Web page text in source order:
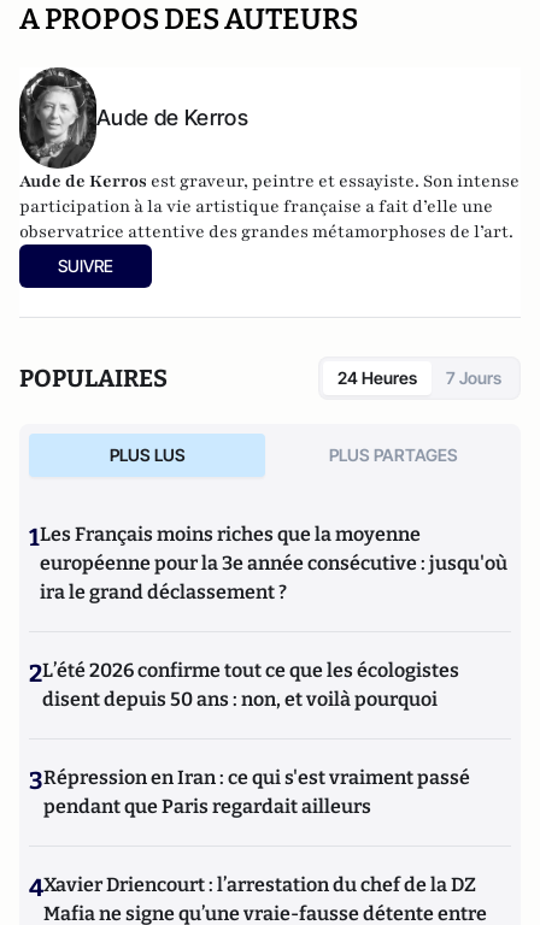
A PROPOS DES AUTEURS
Aude de Kerros
Aude de Kerros est graveur, peintre et essayiste. Son intense
participation à la vie artistique française a fait d’elle une
observatrice attentive des grandes métamorphoses de l’art.
SUIVRE
POPULAIRES 24 Heures 7 Jours
PLUS LUS PLUS PARTAGES
1Les Français moins riches que la moyenne
européenne pour la 3e année consécutive : jusqu'où
ira le grand déclassement ?
2L’été 2026 confirme tout ce que les écologistes
disent depuis 50 ans : non, et voilà pourquoi
3Répression en Iran : ce qui s'est vraiment passé
pendant que Paris regardait ailleurs
4Xavier Driencourt : l’arrestation du chef de la DZ
Mafia ne signe qu’une vraie-fausse détente entre